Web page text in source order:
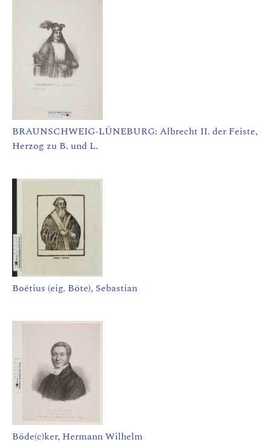
BRAUNSCHWEIG-LÜNEBURG: Albrecht II. der Feiste,
Herzog zu B. und L.
Boëtius (eig. Böte), Sebastian
Böde(c)ker, Hermann Wilhelm